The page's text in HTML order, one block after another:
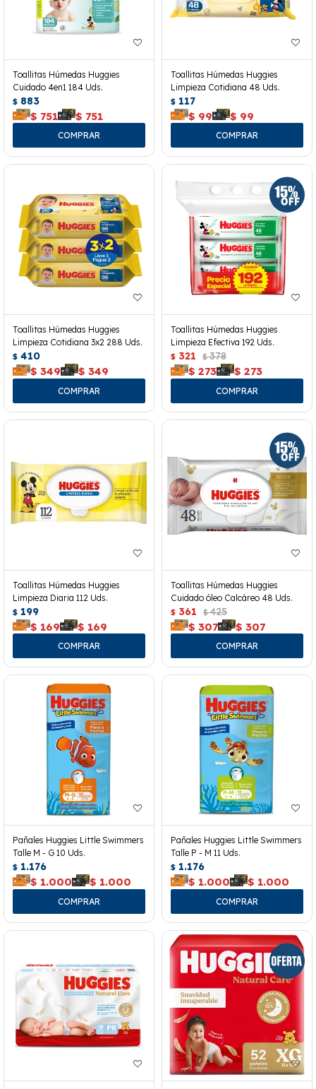
Toallitas Húmedas Huggies
Cuidado 4en1 184 Uds.
$ 883
$ 751 $ 751
Toallitas Húmedas Huggies
Limpieza Cotidiana 48 Uds.
$ 117
$ 99 $ 99
Toallitas Húmedas Huggies
Limpieza Cotidiana 3x2 288 Uds.
$ 410
$ 349 $ 349
Toallitas Húmedas Huggies
Limpieza Efectiva 192 Uds.
$ 321 $ 378
$ 273 $ 273
Toallitas Húmedas Huggies
Limpieza Diaria 112 Uds.
$ 199
$ 169 $ 169
Toallitas Húmedas Huggies
Cuidado óleo Calcáreo 48 Uds.
$ 361 $ 425
$ 307 $ 307
Pañales Huggies Little Swimmers
Talle M - G 10 Uds.
$ 1.176
$ 1.000 $ 1.000
Pañales Huggies Little Swimmers
Talle P - M 11 Uds.
$ 1.176
$ 1.000 $ 1.000